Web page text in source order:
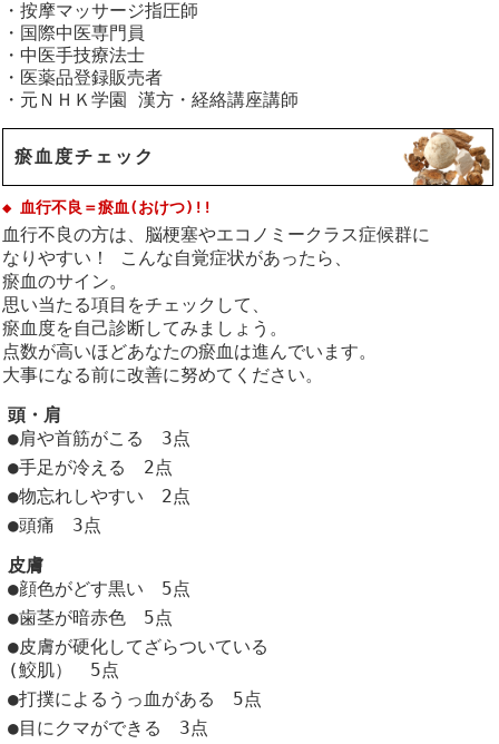
・按摩マッサージ指圧師
・国際中医専門員
・中医手技療法士
・医薬品登録販売者
・元ＮＨＫ学園 漢方・経絡講座講師
瘀血度チェック
◆ 血行不良＝瘀血(おけつ)!!
血行不良の方は、脳梗塞やエコノミークラス症候群に
なりやすい！ こんな自覚症状があったら、
瘀血のサイン。
思い当たる項目をチェックして、
瘀血度を自己診断してみましょう。
点数が高いほどあなたの瘀血は進んでいます。
大事になる前に改善に努めてください。
頭・肩
●肩や首筋がこる 3点
●手足が冷える 2点
●物忘れしやすい 2点
●頭痛 3点
皮膚
●顔色がどす黒い 5点
●歯茎が暗赤色 5点
●皮膚が硬化してざらついている
(鮫肌） 5点
●打撲によるうっ血がある 5点
●目にクマができる 3点